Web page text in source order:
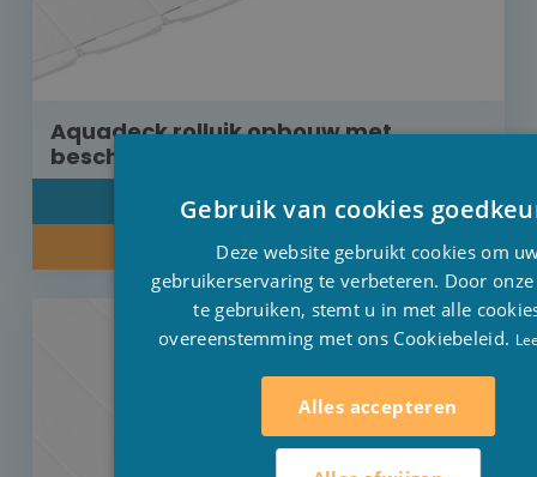
Aquadeck rolluik opbouw met
beschermkap PVC wit 11 x 4,5 m
DETAIL
INFORMEER NAAR ONZE PRIJS
Gebruik van cookies
Deze website gebruikt cookies om
gebruikerservaring te verbeteren. Door
te gebruiken, stemt u in met alle
overeenstemming met ons Cookiebeleid.
Alles accepteren